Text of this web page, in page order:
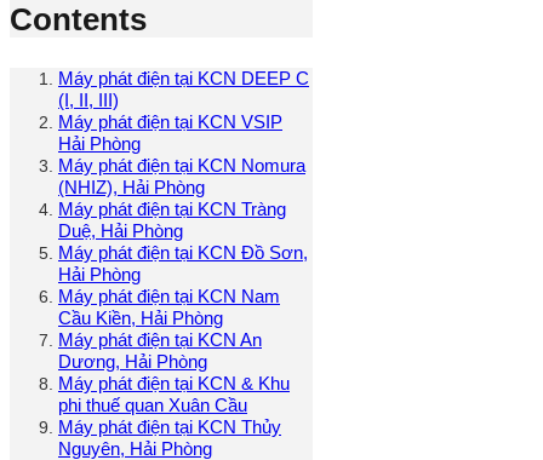
Contents
Máy phát điện tại KCN DEEP C
(I, II, III)
Máy phát điện tại KCN VSIP
Hải Phòng
Máy phát điện tại KCN Nomura
(NHIZ), Hải Phòng
Máy phát điện tại KCN Tràng
Duệ, Hải Phòng
Máy phát điện tại KCN Đồ Sơn,
Hải Phòng
Máy phát điện tại KCN Nam
Cầu Kiền, Hải Phòng
Máy phát điện tại KCN An
Dương, Hải Phòng
Máy phát điện tại KCN & Khu
phi thuế quan Xuân Cầu
Máy phát điện tại KCN Thủy
Nguyên, Hải Phòng